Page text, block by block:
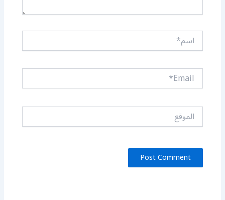
اسم*
Email*
الموقع